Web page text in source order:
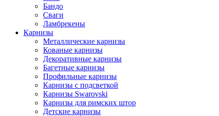
Бандо
Сваги
Ламбрекены
Карнизы
Металлические карнизы
Кованые карнизы
Декоративные карнизы
Багетные карнизы
Профильные карнизы
Карнизы с подсветкой
Карнизы Swarovski
Карнизы для римских штор
Детские карнизы